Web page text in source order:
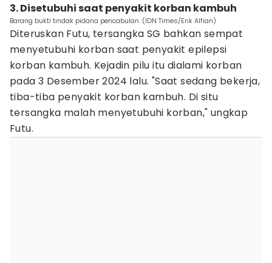
3. Disetubuhi saat penyakit korban kambuh
Barang bukti tindak pidana pencabulan. (IDN Times/Erik Alfian)
Diteruskan Futu, tersangka SG bahkan sempat
menyetubuhi korban saat penyakit epilepsi
korban kambuh. Kejadin pilu itu dialami korban
pada 3 Desember 2024 lalu. "Saat sedang bekerja,
tiba-tiba penyakit korban kambuh. Di situ
tersangka malah menyetubuhi korban," ungkap
Futu.